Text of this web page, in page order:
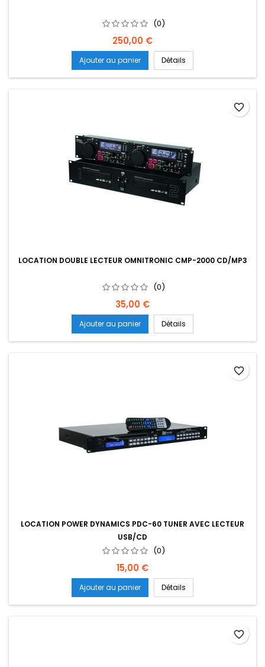
(0)
Prix
250,00 €
Ajouter au panier Détails
LOCATION DOUBLE LECTEUR OMNITRONIC CMP-2000 CD/MP3
(0)
Prix
35,00 €
Ajouter au panier Détails
favorite_border
LOCATION POWER DYNAMICS PDC-60 TUNER AVEC LECTEUR
USB/CD
(0)
Prix
15,00 €
Ajouter au panier Détails
favorite_border
favorite_border